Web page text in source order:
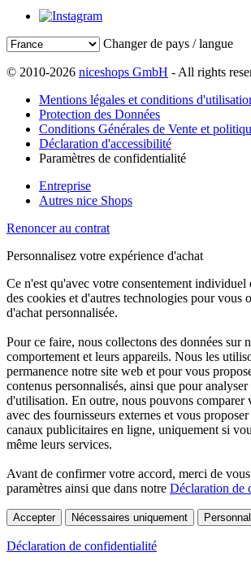
Changer de pays / langue
© 2010-2026 niceshops GmbH - All rights
Mentions légales et conditions
Protection des Données
Conditions Générales de Vente et
Déclaration d'accessibilité
Paramètres de confidentialité
Entreprise
Autres nice Shops
Renoncer au contrat
Personnalisez votre expérience d'achat
Ce n'est qu'avec votre consentement individuel
des cookies et d'autres technologies pour vous
d'achat personnalisée.
Pour ce faire, nous collectons des données sur
comportement et leurs appareils. Nous les
permanence notre site web et pour vous
contenus personnalisés, ainsi que pour analyser
d'utilisation. En outre, nous pouvons comparer
avec des fournisseurs externes et vous
canaux publicitaires en ligne, uniquement si
même leurs services.
Avant de confirmer votre accord, merci de
paramètres ainsi que dans notre Déclaration de
Accepter Nécessaires uniquement
Déclaration de confidentialité